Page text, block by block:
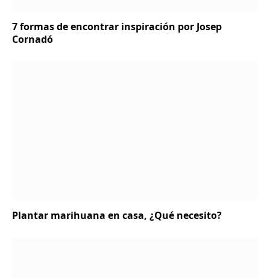
7 formas de encontrar inspiración por Josep
Cornadó
Plantar marihuana en casa, ¿Qué necesito?